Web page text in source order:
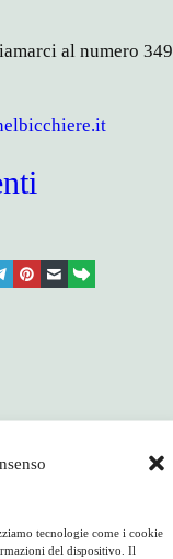
tecnologie come i cookie
del dispositivo. Il
al numero 349
pinterest email link